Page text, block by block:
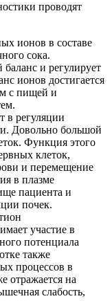
проводят
ионов в составе
сока.
и регулирует
ионов достигается
с пищей и
в регуляции
Довольно большой
Функция этого
клеток,
и перемещение
в плазме
пациента и
почек.
участие в
потенциала
также
процессов в
отражается на
слабость,